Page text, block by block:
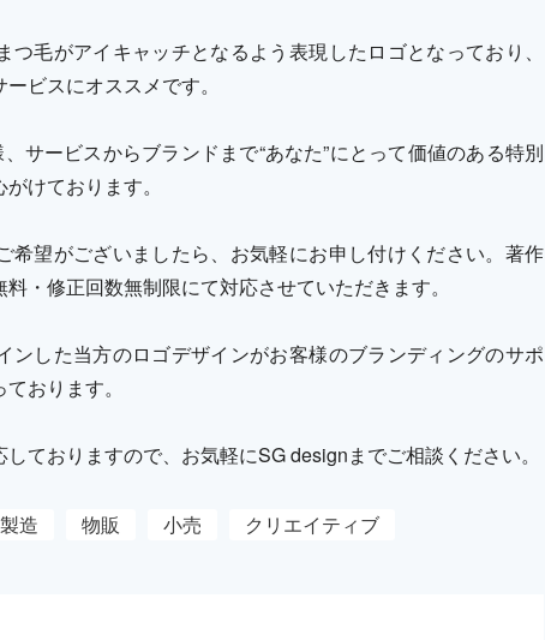
毛がアイキャッチとなるよう表現したロゴとなっており、
ビスにオススメです。
サービスからブランドまで“あなた”にとって価値のある特別
けております。
希望がございましたら、お気軽にお申し付けください。著作
・修正回数無制限にて対応させていただきます。
ンした当方のロゴデザインがお客様のブランディングのサポ
おります。
ておりますので、お気軽にSG designまでご相談ください。
製造 物販 小売 クリエイティブ